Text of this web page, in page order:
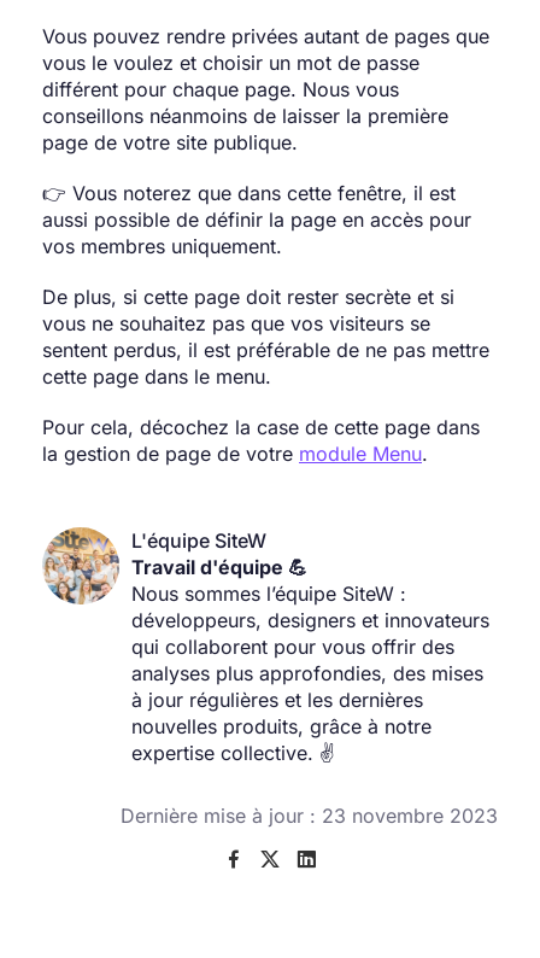
  
Vous pouvez rendre privées autant de pages que
vous le voulez et choisir un mot de passe
différent pour chaque page. Nous vous
conseillons néanmoins de laisser la première
page de votre site publique.
👉 Vous noterez que dans cette fenêtre, il est
aussi possible de définir la page en accès pour
vos membres uniquement.
De plus, si cette page doit rester secrète et si
vous ne souhaitez pas que vos visiteurs se
sentent perdus, il est préférable de ne pas mettre
cette page dans le menu.
Pour cela, décochez la case de cette page dans
la gestion de page de votre module Menu.
L'équipe SiteW
Travail d'équipe 💪
Nous sommes l’équipe SiteW :
développeurs, designers et innovateurs
qui collaborent pour vous offrir des
analyses plus approfondies, des mises
à jour régulières et les dernières
nouvelles produits, grâce à notre
expertise collective. ✌️
Dernière mise à jour : 23 novembre 2023